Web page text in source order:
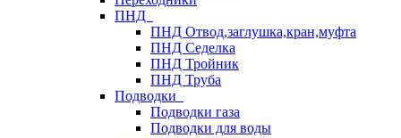
ПНД
ПНД Отвод,заглушка,кран,муфта
ПНД Седелка
ПНД Тройник
ПНД Труба
Подводки
Подводки газа
Подводки для воды